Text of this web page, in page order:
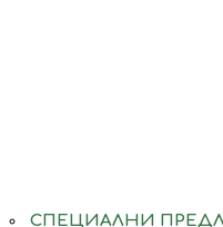
СПЕЦИАЛНИ
за сравняване